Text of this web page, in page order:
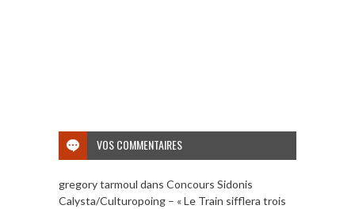
VOS COMMENTAIRES
gregory tarmoul dans Concours Sidonis
Calysta/Culturopoing – « Le Train sifflera trois